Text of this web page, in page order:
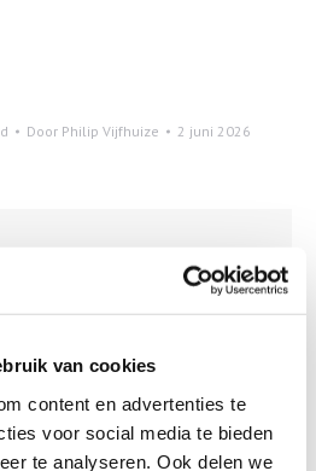
van cookies
content en advertenties te
voor social media te bieden
te analyseren. Ook delen we
Door Philip Vijfhuize 2 juni 2026